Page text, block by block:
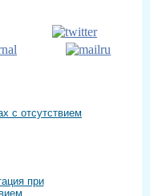
с отсутствием